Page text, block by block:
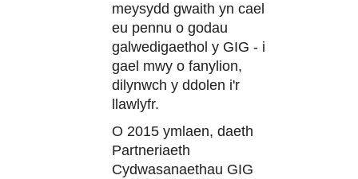
meysydd gwaith yn cael
eu pennu o godau
galwedigaethol y GIG - i
gael mwy o fanylion,
dilynwch y ddolen i'r
llawlyfr.
O 2015 ymlaen, daeth
Partneriaeth
Cydwasanaethau GIG